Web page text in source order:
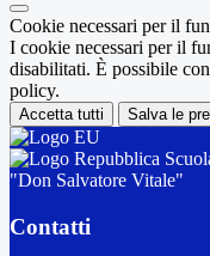
Cookie necessari per il
I cookie necessari per il
disabilitati. È possibile
policy.
Accetta tutti Salva le
"Don Salvatore Vitale"
Contatti